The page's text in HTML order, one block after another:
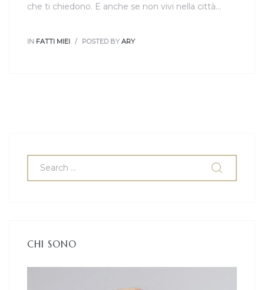
che ti chiedono. E anche se non vivi nella città…
IN FATTI MIEI POSTED BY ARY
CHI SONO